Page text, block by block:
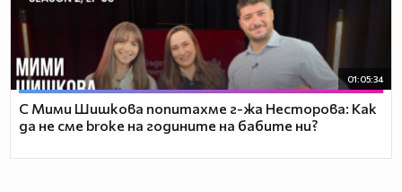
01:05:34
С Мими Шишкова попитахме г-жа Несторова: Как
да не сме broke на годините на бабите ни?